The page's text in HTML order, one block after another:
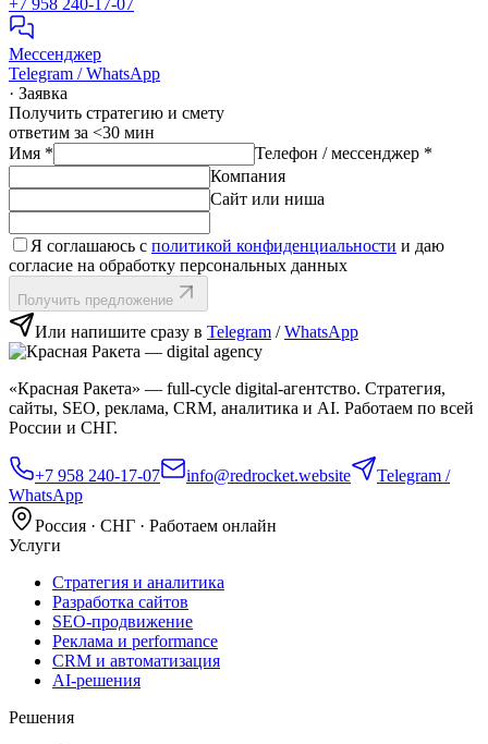
+7 958 240‑17‑07
Мессенджер
Telegram / WhatsApp
· Заявка
Получить стратегию и смету
ответим за <30 мин
Имя * Телефон / мессенджер *
Компания
Сайт или ниша
Я соглашаюсь с политикой конфиденциальности и даю
согласие на обработку персональных данных
Получить предложение
Или напишите сразу в Telegram /WhatsApp
«Красная Ракета» — full‑cycle digital‑агентство. Стратегия,
сайты, SEO, реклама, CRM, аналитика и AI. Работаем по всей
России и СНГ.
+7 958 240‑17‑07 info@redrocket.website
Telegram /
WhatsApp
Россия · СНГ · Работаем онлайн
Услуги
Стратегия и аналитика
Разработка сайтов
SEO‑продвижение
Реклама и performance
CRM и автоматизация
AI‑решения
Решения